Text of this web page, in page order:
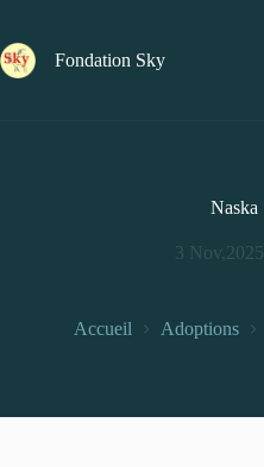
Fondation Sky
Naska
3 Nov,2025
Accueil Adoptions